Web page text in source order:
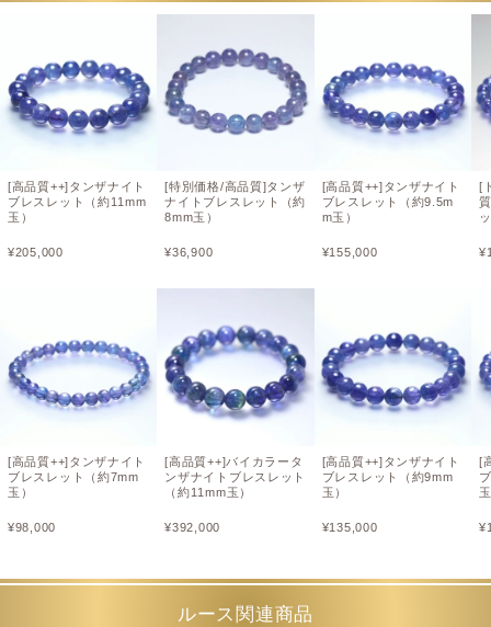
[高品質++]タンザナイト
ブレスレット（約11mm
玉）
¥205,000
[高品質++]タンザナイト
ブレスレット（約7mm
玉）
¥98,000
[特別価格/高品質]タンザ
ナイトブレスレット（約
8mm玉）
¥36,900
[高品質++]バイカラータ
ンザナイトブレスレット
（約11mm玉）
¥392,000
[高品質++]タンザナイト
ブレスレット（約9.5m
m玉）
¥155,000
[高品質++]タンザナイト
ブレスレット（約9mm
玉）
¥135,000
[
¥
[
¥
ルース関連商品